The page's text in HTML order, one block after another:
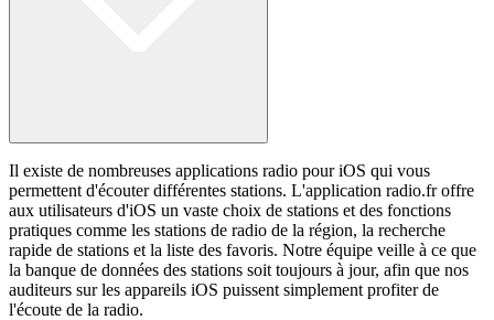
Il existe de nombreuses applications radio pour iOS qui vous
permettent d'écouter différentes stations. L'application radio.fr offre
aux utilisateurs d'iOS un vaste choix de stations et des fonctions
pratiques comme les stations de radio de la région, la recherche
rapide de stations et la liste des favoris. Notre équipe veille à ce que
la banque de données des stations soit toujours à jour, afin que nos
auditeurs sur les appareils iOS puissent simplement profiter de
l'écoute de la radio.